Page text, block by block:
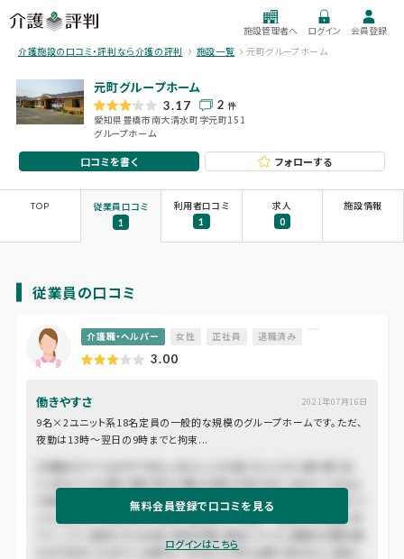
施設管理者へ ログイン
会員登録
介護施設の口コミ・評判なら介護の評判
施設一覧 元町グループホーム
元町グループホーム
3.17
2 件
愛知県豊橋市南大清水町字元町151
グループホーム
口コミを書く フォローする
TOP 従業員口コミ
1
利用者口コミ
1
求人
0
施設情報
従業員の口コミ
介護職・ヘルパー 女性 正社員 退職済み
3.00
働きやすさ 2021年07月16日
9名×2ユニット系18名定員の一般的な規模のグループホームです。ただ、
夜勤は13時～翌日の9時までと拘束...
無料会員登録で口コミを見る
ログインはこちら
の尾をめぐる谷の入り口である。一筋の街道はこの深い森林地帯を貫いて
たびか改まったもので、古道はいつのまにか深い山間に埋もれた。名高い